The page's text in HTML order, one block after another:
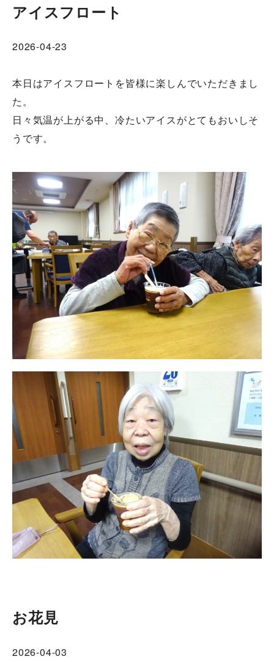
アイスフロート
2026-04-23
本日はアイスフロートを皆様に楽しんでいただきまし
た。
日々気温が上がる中、冷たいアイスがとてもおいしそ
うです。
お花見
2026-04-03